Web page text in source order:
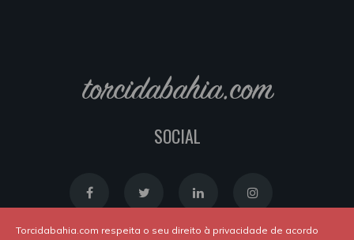
torcidabahia.com
SOCIAL
Torcidabahia.com respeita o seu direito à privacidade de acordo